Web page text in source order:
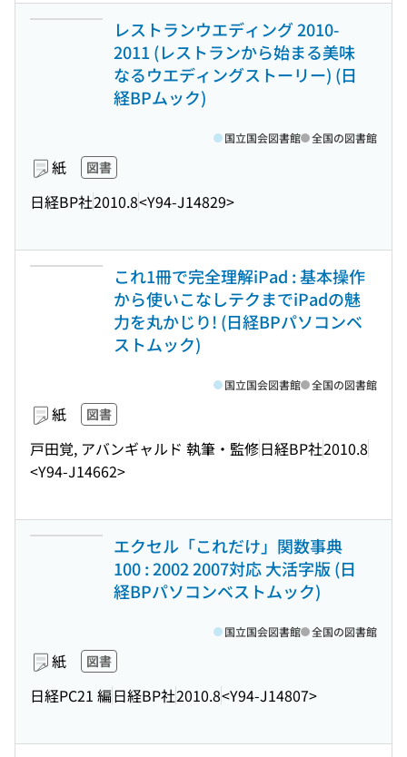
レストランウエディング 2010-
2011 (レストランから始まる美味
なるウエディングストーリー) (日
経BPムック)
紙 図書
日経BP社2010.8<Y94-J14829>
国立国会図書館 全国の図書館
これ1冊で完全理解iPad : 基本操作
から使いこなしテクまでiPadの魅
力を丸かじり! (日経BPパソコンベ
ストムック)
紙 図書
戸田覚, アバンギャルド 執筆・監修日経BP社2010.8
<Y94-J14662>
国立国会図書館 全国の図書館
エクセル「これだけ」関数事典
100 : 2002 2007対応 大活字版 (日
経BPパソコンベストムック)
紙 図書
日経PC21 編日経BP社2010.8<Y94-J14807>
国立国会図書館 全国の図書館